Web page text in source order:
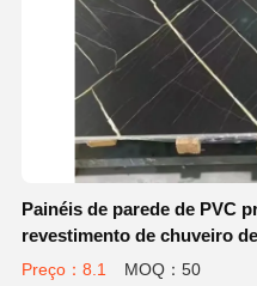
Painéis de parede de PVC
revestimento de chuveiro
Preço：8.1 MOQ：50